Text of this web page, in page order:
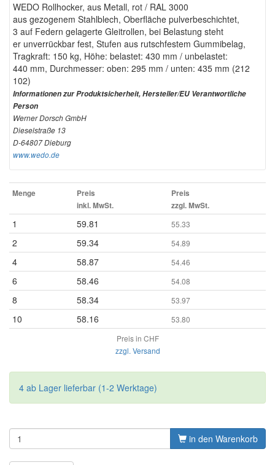
WEDO Rollhocker, aus Metall, rot / RAL 3000
aus gezogenem Stahlblech, Oberfläche pulverbeschichtet,
3 auf Federn gelagerte Gleitrollen, bei Belastung steht
er unverrückbar fest, Stufen aus rutschfestem Gummibelag,
Tragkraft: 150 kg, Höhe: belastet: 430 mm / unbelastet:
440 mm, Durchmesser: oben: 295 mm / unten: 435 mm (212
102)
Informationen zur Produktsicherheit, Hersteller/EU Verantwortliche
Person
Werner Dorsch GmbH
Dieselstraße 13
D-64807 Dieburg
www.wedo.de
Menge
Preis
inkl. MwSt.
Preis
zzgl. MwSt.
1 59.81 55.33
2 59.34 54.89
4 58.87 54.46
6 58.46 54.08
8 58.34 53.97
10 58.16
53.80
Preis in CHF
zzgl. Versand
4 ab Lager lieferbar (1-2 Werktage)
in den Warenkorb